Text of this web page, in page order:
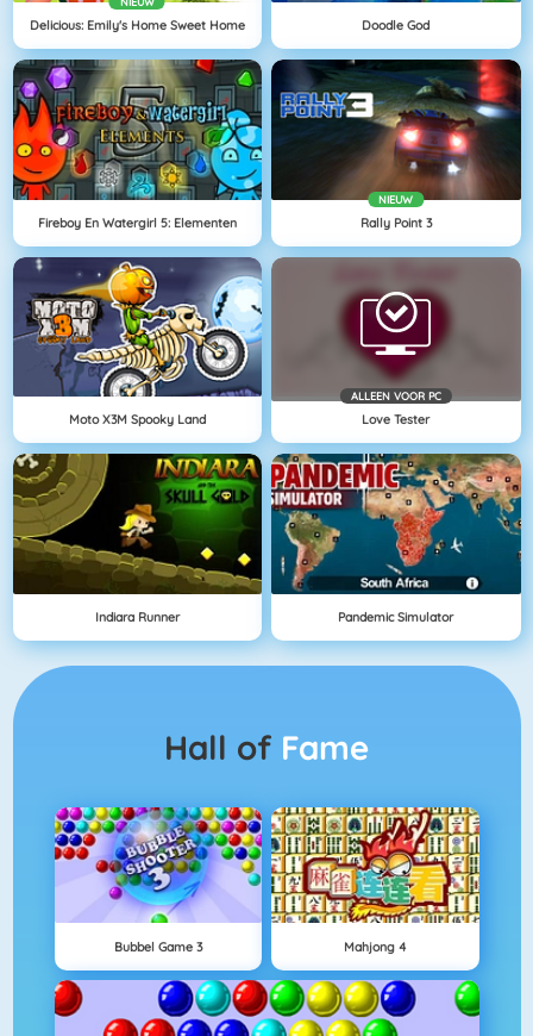
Delicious: Emily's Home Sweet Home Doodle God
Fireboy En Watergirl 5: Elementen
NIEUW
Rally Point 3
Moto X3M Spooky Land
ALLEEN VOOR PC
Love Tester
Indiara Runner Pandemic Simulator
Hall of Fame
Bubbel Game 3 Mahjong 4